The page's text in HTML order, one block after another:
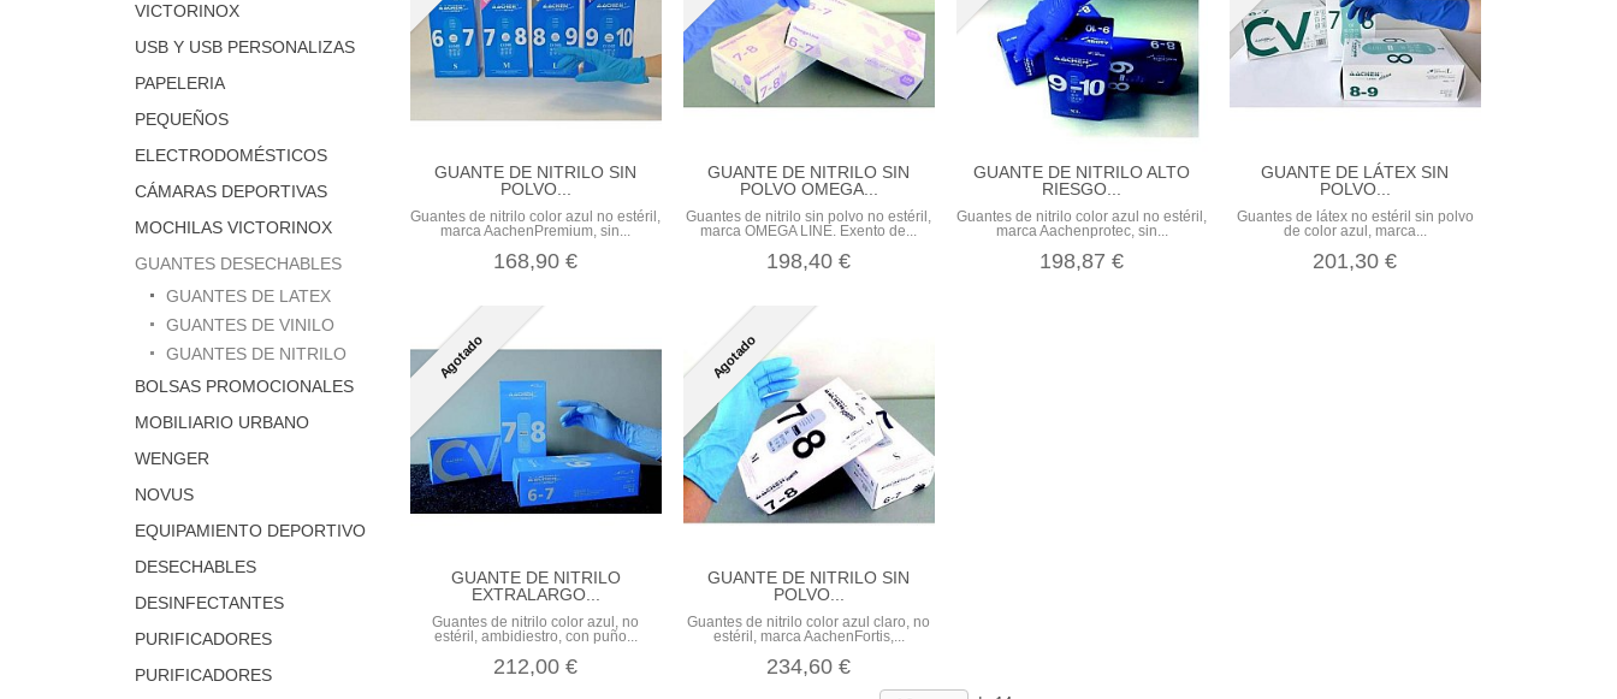
VICTORINOX
USB Y USB PERSONALIZAS
PAPELERIA
PEQUEÑOS
ELECTRODOMÉSTICOS
CÁMARAS DEPORTIVAS
MOCHILAS VICTORINOX
GUANTES DESECHABLES
GUANTES DE LATEX
GUANTES DE VINILO
GUANTES DE NITRILO
BOLSAS PROMOCIONALES
MOBILIARIO URBANO
WENGER
NOVUS
EQUIPAMIENTO DEPORTIVO
DESECHABLES
DESINFECTANTES
PURIFICADORES
PURIFICADORES
GUANTE DE NITRILO SIN
POLVO...
Guantes de nitrilo color azul no estéril,
marca AachenPremium, sin...
168,90 €
GUANTE DE NITRILO SIN
POLVO OMEGA...
Guantes de nitrilo sin polvo no estéril,
marca OMEGA LINE. Exento de...
198,40 €
GUANTE DE NITRILO ALTO
RIESGO...
Guantes de nitrilo color azul no estéril,
marca Aachenprotec, sin...
198,87 €
GUANTE DE LÁTEX SIN
POLVO...
Guantes de látex no estéril sin polvo
de color azul, marca...
201,30 €
Agotado
GUANTE DE NITRILO
EXTRALARGO...
Guantes de nitrilo color azul, no
estéril, ambidiestro, con puño...
212,00 €
Agotado
GUANTE DE NITRILO SIN
POLVO...
Guantes de nitrilo color azul claro, no
estéril, marca AachenFortis,...
234,60 €